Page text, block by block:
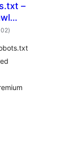
–
कुल
दर)